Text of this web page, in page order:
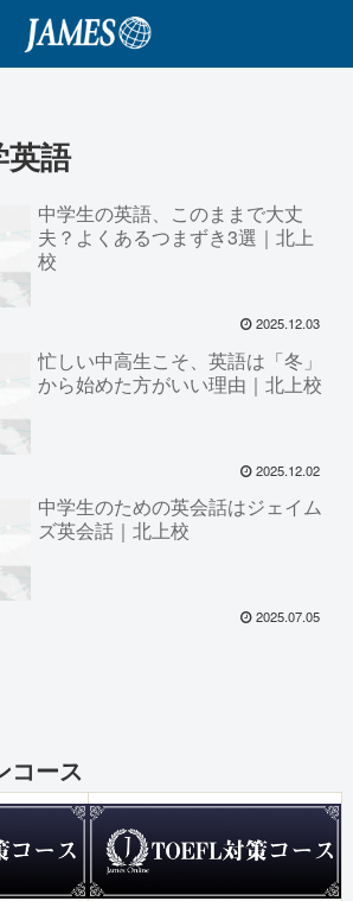
英語
中学生の英語、このままで大丈
夫？よくあるつまずき3選｜北上
校
2025.12.03
忙しい中高生こそ、英語は「冬」
から始めた方がいい理由｜北上校
2025.12.02
中学生のための英会話はジェイム
ズ英会話｜北上校
2025.07.05
コース